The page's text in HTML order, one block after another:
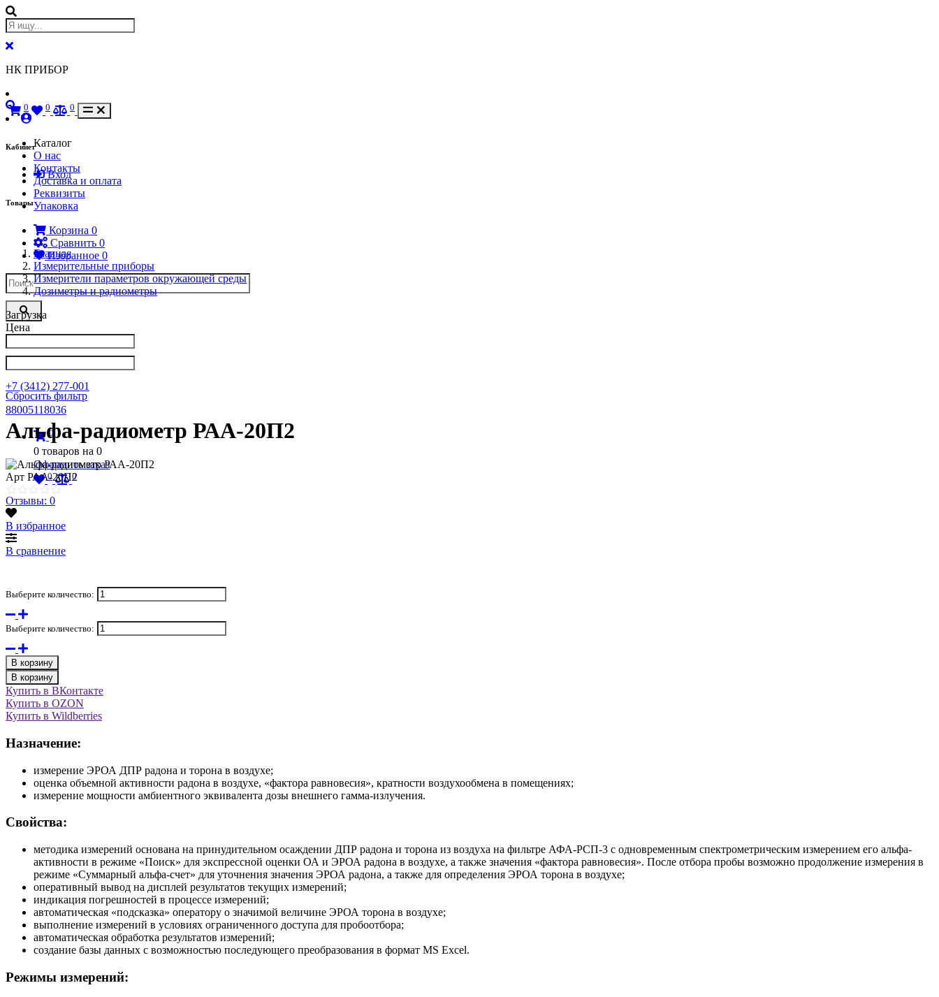
НК ПРИБОР
Кабинет
Вход
Товары
Корзина 0
Сравнить 0
Избранное 0
Написать в Телеграм
+7 (3412) 277-001
88005118036
0
0 товаров на 0
Оформить заказ
0 0
0 0 0
Каталог
О нас
Контакты
Доставка и оплата
Реквизиты
Упаковка
Главная
Измерительные приборы
Измерители параметров окружающей среды
Дозиметры и радиометры
Загрузка
Цена
Сбросить фильтр
Альфа-радиометр РАА-20П2
Арт РАА-20П2
Отзывы: 0
В избранное
В сравнение
Выберите количество:
Выберите количество:
В корзину
В корзину
Купить в ВКонтакте
Купить в OZON
Купить в Wildberries
Назначение:
измерение ЭРОА ДПР радона и торона в воздухе;
оценка объемной активности радона в воздухе, «фактора равновесия», кратности воздухообмена в помещениях;
измерение мощности амбиентного эквивалента дозы внешнего гамма-излучения.
Свойства:
методика измерений основана на принудительном осаждении ДПР радона и торона из воздуха на фильтре АФА-РСП-3 с одновременным спектрометрическим измерением его альфа-
активности в режиме «Поиск» для экспрессной оценки ОА и ЭРОА радона в воздухе, а также значения «фактора равновесия». После отбора пробы возможно продолжение измерения в
режиме «Суммарный альфа-счет» для уточнения значения ЭРОА радона, а также для определения ЭРОА торона в воздухе;
оперативный вывод на дисплей результатов текущих измерений;
индикация погрешностей в процессе измерений;
автоматическая «подсказка» оператору о значимой величине ЭРОА торона в воздухе;
выполнение измерений в условиях ограниченного доступа для пробоотбора;
автоматическая обработка результатов измерений;
создание базы данных с возможностью последующего преобразования в формат MS Excel.
Режимы измерений: